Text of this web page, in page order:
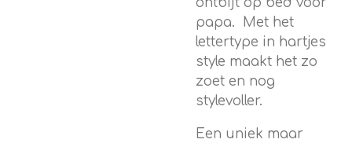
papa. Met het
lettertype in hartjes
style maakt het zo
zoet en nog
stylevoller.
Een uniek maar